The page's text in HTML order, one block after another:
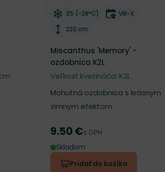
Odober do zoznamu želaní
Mrazuvzdornosť
Z5 (-28°C) Doba kvitnutia
VIII-X
Výška rastliny
220 cm
Miscanthus 'Memory' -
ozdobnica K2L
Veľkosť kvetináča: K2L
Mohutná ozdobnica s krásnym
zimným efektom
Cena
9.50 €s DPH
Skladom
Pridať do košíka